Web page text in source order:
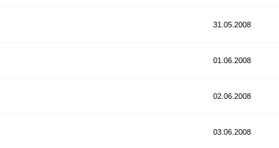
31.05.2008
01.06.2008
02.06.2008
03.06.2008